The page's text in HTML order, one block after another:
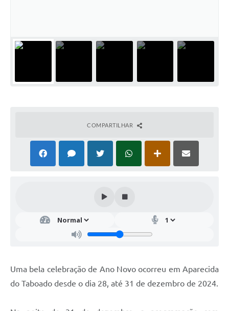
COMPARTILHAR
Uma bela celebração de Ano Novo ocorreu em Aparecida
do Taboado desde o dia 28, até 31 de dezembro de 2024.